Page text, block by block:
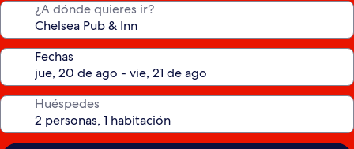
¿A dónde quieres ir?
Fechas
Huéspedes